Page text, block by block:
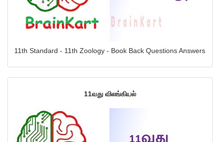
11th Standard - 11th Zoology - Book Back Questions Answers
11வது விலங்கியல்